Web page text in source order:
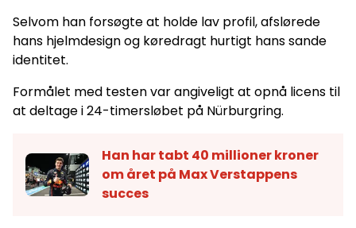
Selvom han forsøgte at holde lav profil, afslørede
hans hjelmdesign og køredragt hurtigt hans sande
identitet.
Formålet med testen var angiveligt at opnå licens til
at deltage i 24-timersløbet på Nürburgring.
Han har tabt 40 millioner kroner
om året på Max Verstappens
succes